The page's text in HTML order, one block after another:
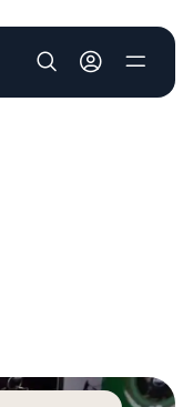
User account